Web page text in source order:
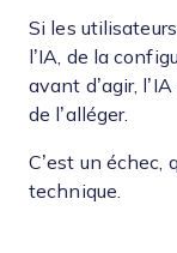
Si les
l’IA, de la
avant d’agir,
de l’alléger.
C’est un échec,
technique.